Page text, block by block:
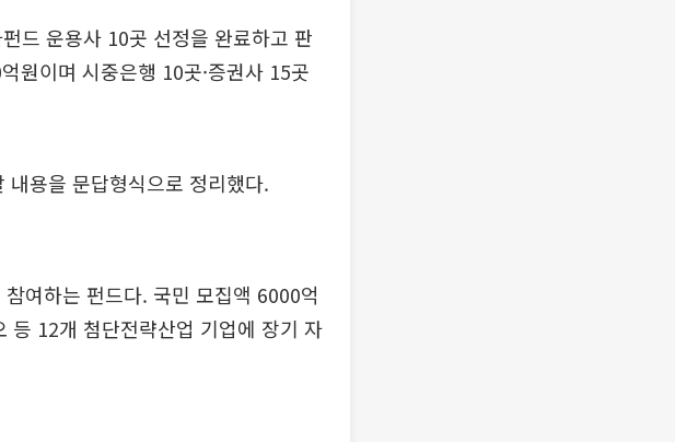
드 운용사 10곳 선정을 완료하고 판
원이며 시중은행 10곳·증권사 15곳
용을 문답형식으로 정리했다.
여하는 펀드다. 국민 모집액 6000억
등 12개 첨단전략산업 기업에 장기 자